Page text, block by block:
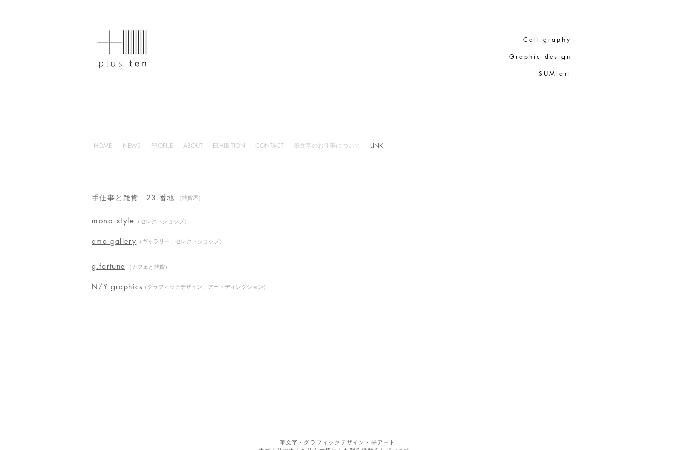
Calligraphy
Graphic design
SUMIart
HOME NEWS PROFILE ABOUT EXHIBITION CONTACT 筆文字のお仕事について LINK
手仕事​と雑貨 23.番地 （雑貨屋）
mono style （セレクトショップ）
ama gallery （ギャラリー、セレクトショップ）
g.fortune （カフェと雑貨）
N/Y graphics （グラフィックデザイン、アートディレクション）
筆文字・グラフィックデザイン・墨アート